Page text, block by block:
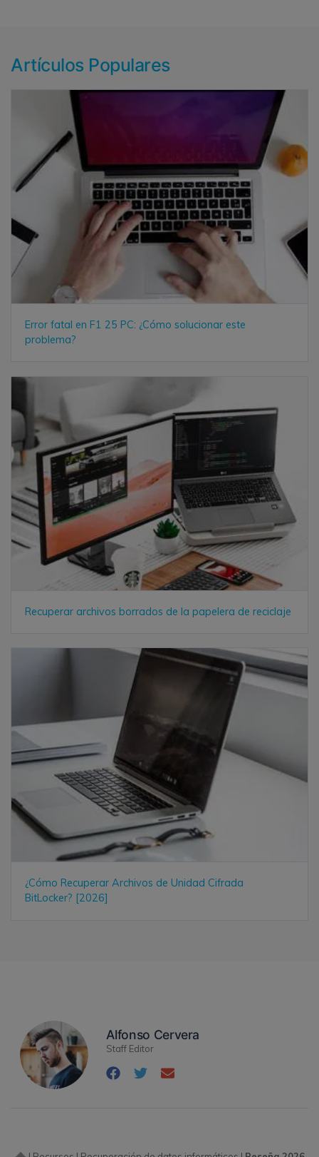
Artículos Populares
Error fatal en F1 25 PC: ¿Cómo solucionar este
problema?
Recuperar archivos borrados de la papelera de reciclaje
¿Cómo Recuperar Archivos de Unidad Cifrada
BitLocker? [2026]
Alfonso Cervera
Staff Editor